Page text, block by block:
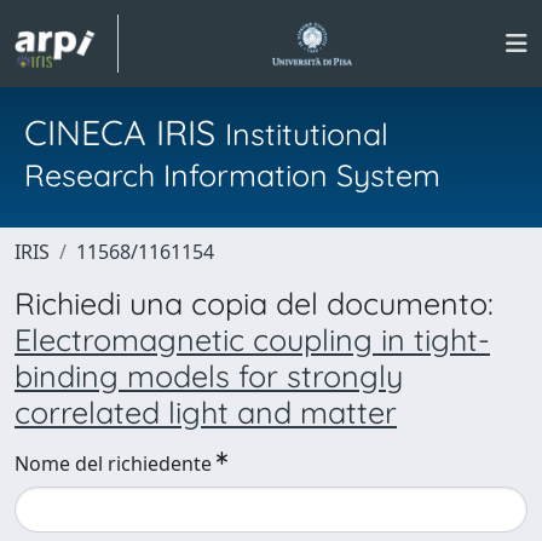
CINECA IRIS Institutional
Research Information System
IRIS 11568/1161154
Richiedi una copia del documento:
Electromagnetic coupling in tight-
binding models for strongly
correlated light and matter
Nome del richiedente